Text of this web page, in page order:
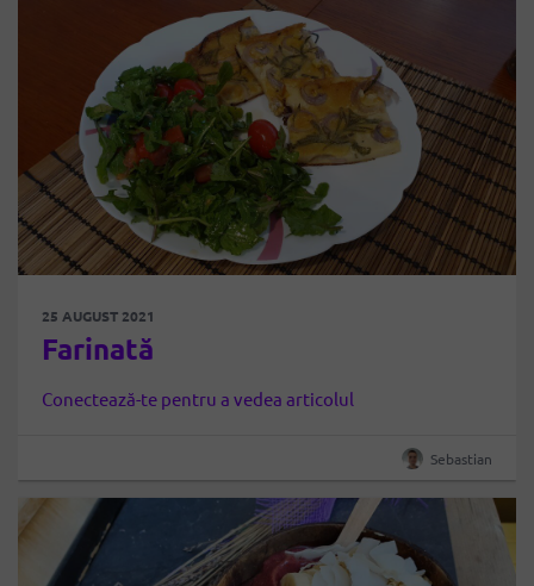
25 AUGUST 2021
Farinată
Conectează-te pentru a vedea articolul
Sebastian